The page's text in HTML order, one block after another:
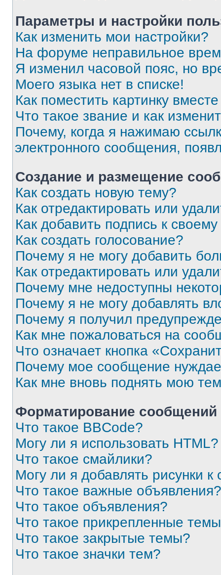
Параметры и настройки
Как изменить мои настройки?
На форуме неправильное
Я изменил часовой пояс, но
Моего языка нет в списке!
Как поместить картинку
Что такое звание и как
Почему, когда я нажимаю
электронного сообщения,
Создание и размещение
Как создать новую тему?
Как отредактировать или
Как добавить подпись к
Как создать голосование?
Почему я не могу добавить
Как отредактировать или
Почему мне недоступны
Почему я не могу добавлять
Почему я получил
Как мне пожаловаться на
Что означает кнопка
Почему мое сообщение
Как мне вновь поднять мою
Форматирование
Что такое BBCode?
Могу ли я использовать HTML?
Что такое смайлики?
Могу ли я добавлять рисунки
Что такое важные объявления?
Что такое объявления?
Что такое прикрепленные
Что такое закрытые темы?
Что такое значки тем?